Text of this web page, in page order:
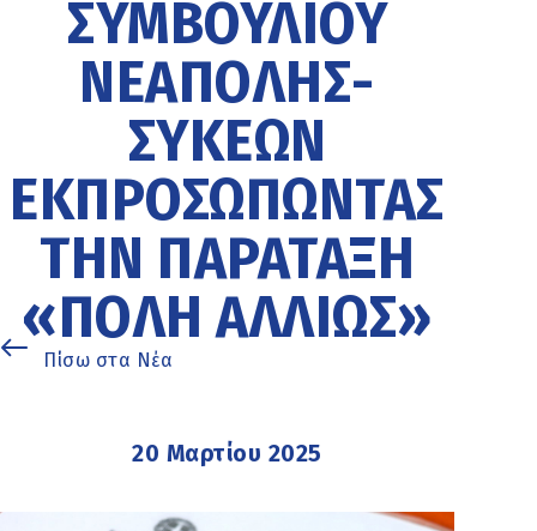
ΣΥΜΒΟΥΛΊΟΥ
ΝΕΆΠΟΛΗΣ-
ΣΥΚΕΏΝ
ΕΚΠΡΟΣΩΠΏΝΤΑΣ
ΤΗΝ ΠΑΡΆΤΑΞΗ
«ΠΌΛΗ ΑΛΛΙΏΣ»
Πίσω στα Νέα
20 Μαρτίου 2025